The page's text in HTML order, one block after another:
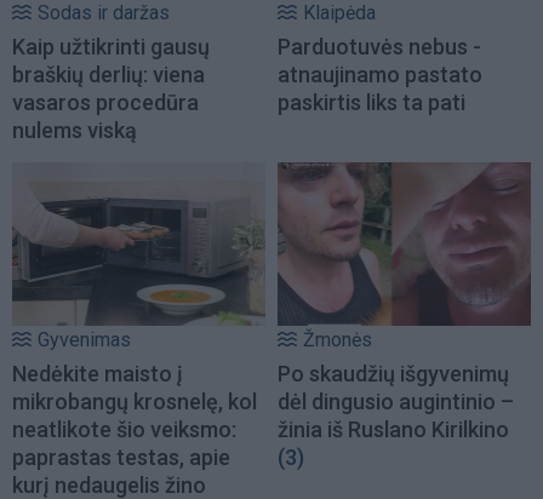
Sodas ir daržas
Kaip užtikrinti gausų
braškių derlių: viena
vasaros procedūra
nulems viską
Klaipėda
Parduotuvės nebus -
atnaujinamo pastato
paskirtis liks ta pati
Gyvenimas
Nedėkite maisto į
mikrobangų krosnelę, kol
neatlikote šio veiksmo:
paprastas testas, apie
kurį nedaugelis žino
Žmonės
Po skaudžių išgyvenimų
dėl dingusio augintinio –
žinia iš Ruslano Kirilkino
(3)